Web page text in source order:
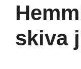
skiva